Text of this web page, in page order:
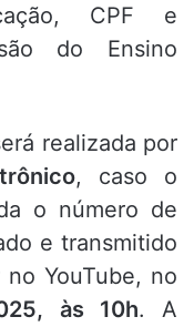
CPF e
do Ensino
realizada por
, caso o
o número de
e transmitido
YouTube, no
às 10h. A